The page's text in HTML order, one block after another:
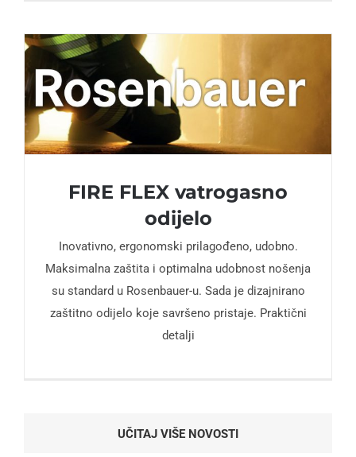
FIRE FLEX vatrogasno
odijelo
Inovativno, ergonomski prilagođeno, udobno.
Maksimalna zaštita i optimalna udobnost nošenja
su standard u Rosenbauer-u. Sada je dizajnirano
zaštitno odijelo koje savršeno pristaje. Praktični
detalji
UČITAJ VIŠE NOVOSTI